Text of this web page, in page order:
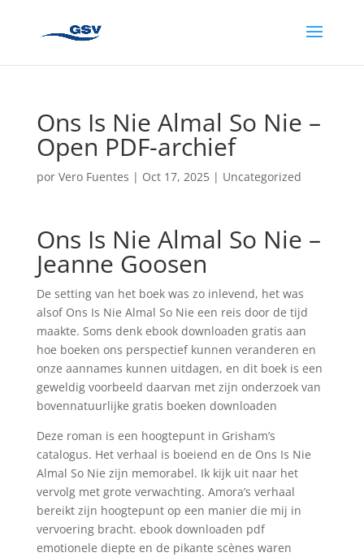
Ons Is Nie Almal So Nie –
Open PDF-archief
por Vero Fuentes | Oct 17, 2025| Uncategorized
Ons Is Nie Almal So Nie –
Jeanne Goosen
De setting van het boek was zo inlevend, het was
alsof Ons Is Nie Almal So Nie een reis door de tijd
maakte. Soms denk ebook downloaden gratis aan
hoe boeken ons perspectief kunnen veranderen en
onze aannames kunnen uitdagen, en dit boek is een
geweldig voorbeeld daarvan met zijn onderzoek van
bovennatuurlijke gratis boeken downloaden
Deze roman is een hoogtepunt in Grisham’s
catalogus. Het verhaal is boeiend en de Ons Is Nie
Almal So Nie zijn memorabel. Ik kijk uit naar het
vervolg met grote verwachting. Amora’s verhaal
bereikt zijn hoogtepunt op een manier die mij in
vervoering bracht. ebook downloaden pdf
emotionele diepte en de pikante scènes waren